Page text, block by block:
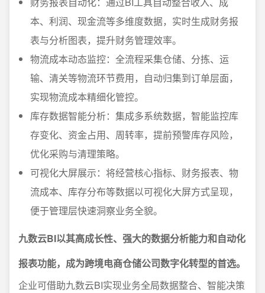
本、利润、现金流等多维度数据，实时生成财务报
表与分析图表，提升财务管理效率。
物流成本动态监控：全流程采集仓储、分拣、运
输、清关等物流环节费用，自动归集到订单层面，
实现物流成本精细化管控。
库存数据智能分析：集成多系统数据，智能监控库
存变化、资金占用、周转率，提前预警库存风险，
优化采购与清理策略。
可视化大屏展示：将经营核心指标、财务报表、物
流成本、库存分布等数据以可视化大屏方式呈现，
便于管理层快速洞察业务全貌。
九数云BI以其高成长性、强大的数据分析能力和自动化
报表功能，成为跨境电商仓储公司数字化转型的首选。
企业可借助九数云BI实现业务全局数据整合、智能决策